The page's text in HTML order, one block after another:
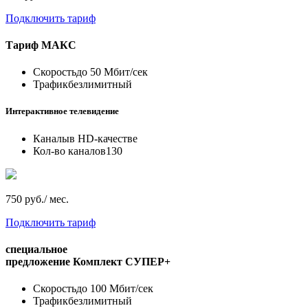
Подключить тариф
Тариф МАКС
Скоростьдо 50 Мбит/сек
Трафикбезлимитный
Интерактивное телевидение
Каналыв HD-качестве
Кол-во каналов130
750 руб./ мес.
Подключить тариф
специальное
предложение Комплект СУПЕР+
Скоростьдо 100 Мбит/сек
Трафикбезлимитный